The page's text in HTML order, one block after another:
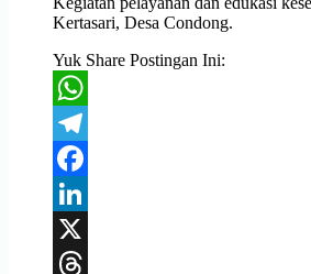
Kertasari, Desa Condong.
Yuk Share Postingan Ini:
WhatsApp
Telegram
Facebook
LinkedIn
X